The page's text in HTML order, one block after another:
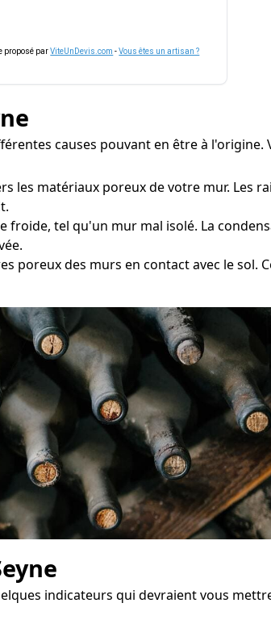
proposé parViteUnDevis.com -Vous êtes un artisan ?
causes pouvant en être à l'origine.
les matériaux poreux de votre mur. Les
froide, tel qu'un mur mal isolé. La
poreux des murs en contact avec le sol.
indicateurs qui devraient vous